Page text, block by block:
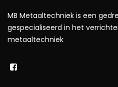
MB Metaaltechniek is een
gespecialiseerd in het
metaaltechniek